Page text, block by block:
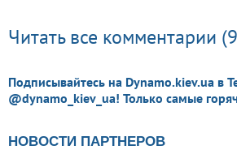
Читать все комментарии
Подписывайтесь на Dynamo.kiev.ua в
@dynamo_kiev_ua! Только самые